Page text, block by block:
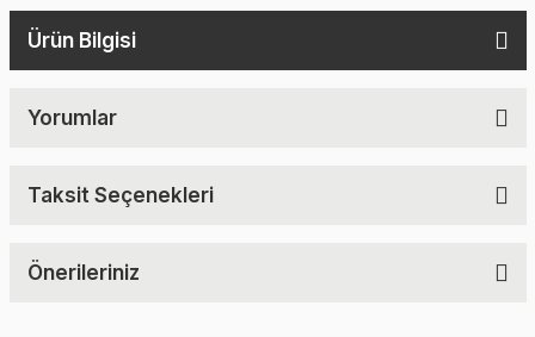
Ürün Bilgisi
Yorumlar
Taksit Seçenekleri
Önerileriniz